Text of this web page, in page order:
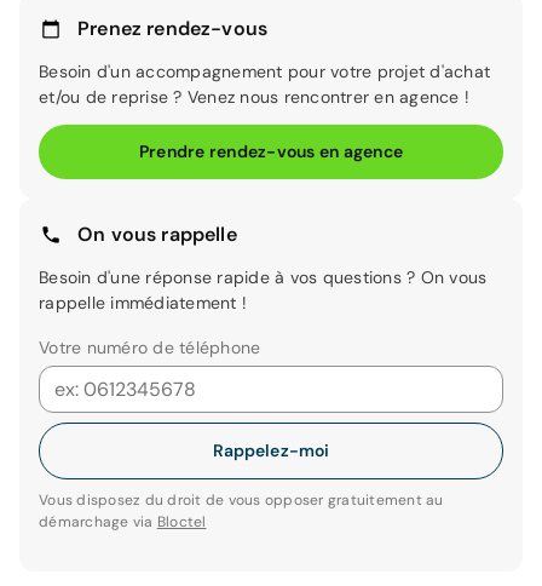
Prenez rendez-vous
Besoin d'un accompagnement pour votre projet d'achat
et/ou de reprise ? Venez nous rencontrer en agence !
Prendre rendez-vous en agence
On vous rappelle
Besoin d'une réponse rapide à vos questions ? On vous
rappelle immédiatement !
Votre numéro de téléphone
Rappelez-moi
Vous disposez du droit de vous opposer gratuitement au
démarchage via Bloctel